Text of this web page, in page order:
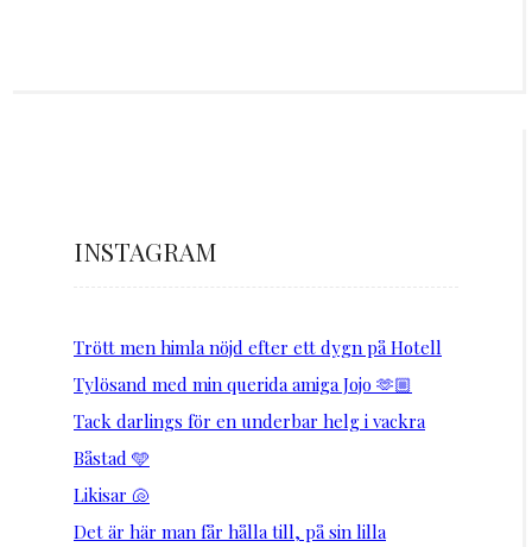
INSTAGRAM
Trött men himla nöjd efter ett dygn på Hotell
Tylösand med min querida amiga Jojo 🫶🏼
Tack darlings för en underbar helg i vackra
Båstad 🩵
Likisar 🐚
Det är här man får hålla till, på sin lilla